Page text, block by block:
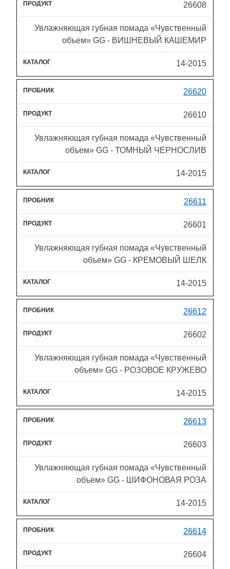
26608
Увлажняющая губная помада «Чувственный
объем» GG - ВИШНЕВЫЙ КАШЕМИР
14-2015
26620
26610
Увлажняющая губная помада «Чувственный
объем» GG - ТОМНЫЙ ЧЕРНОСЛИВ
14-2015
26611
26601
Увлажняющая губная помада «Чувственный
объем» GG - КРЕМОВЫЙ ШЕЛК
14-2015
26612
26602
Увлажняющая губная помада «Чувственный
объем» GG - РОЗОВОЕ КРУЖЕВО
14-2015
26613
26603
Увлажняющая губная помада «Чувственный
объем» GG - ШИФОНОВАЯ РОЗА
14-2015
26614
26604